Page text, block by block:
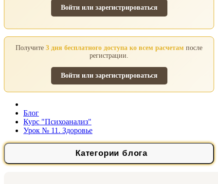
Войти или зарегистрироваться
Получите 3 дня бесплатного доступа ко всем расчетам после
регистрации.
Войти или зарегистрироваться
Блог
Курс "Психоанализ"
Урок № 11. Здоровье
Категории блога